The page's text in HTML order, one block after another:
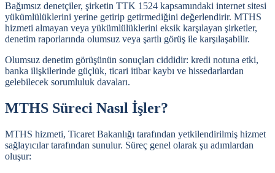
Bağımsız denetçiler, şirketin TTK 1524 kapsamındaki internet sitesi
yükümlülüklerini yerine getirip getirmediğini değerlendirir. MTHS
hizmeti almayan veya yükümlülüklerini eksik karşılayan şirketler,
denetim raporlarında olumsuz veya şartlı görüş ile karşılaşabilir.
Olumsuz denetim görüşünün sonuçları ciddidir: kredi notuna etki,
banka ilişkilerinde güçlük, ticari itibar kaybı ve hissedarlardan
gelebilecek sorumluluk davaları.
MTHS Süreci Nasıl İşler?
MTHS hizmeti, Ticaret Bakanlığı tarafından yetkilendirilmiş hizmet
sağlayıcılar tarafından sunulur. Süreç genel olarak şu adımlardan
oluşur: